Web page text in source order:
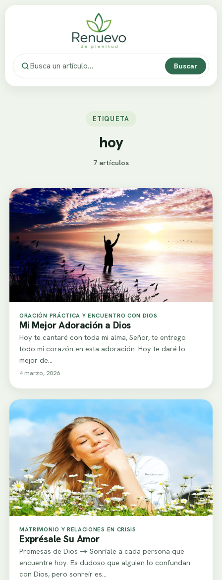
Buscar
ETIQUETA
hoy
7 artículos
ORACIÓN PRÁCTICA Y ENCUENTRO CON DIOS
Mi Mejor Adoración a Dios
Hoy te cantaré con toda mi alma, Señor, te entrego
todo mi corazón en esta adoración. Hoy te daré lo
mejor de…
4 marzo, 2026
MATRIMONIO Y RELACIONES EN CRISIS
Exprésale Su Amor
Promesas de Dios -> Sonríale a cada persona que
encuentre hoy. Es dudoso que alguien lo confundan
con Dios, pero sonreír es…